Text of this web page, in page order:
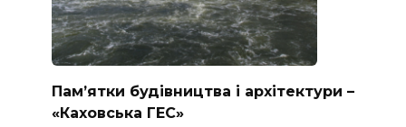
Пам’ятки будівництва і архітектури –
«Каховська ГЕС»